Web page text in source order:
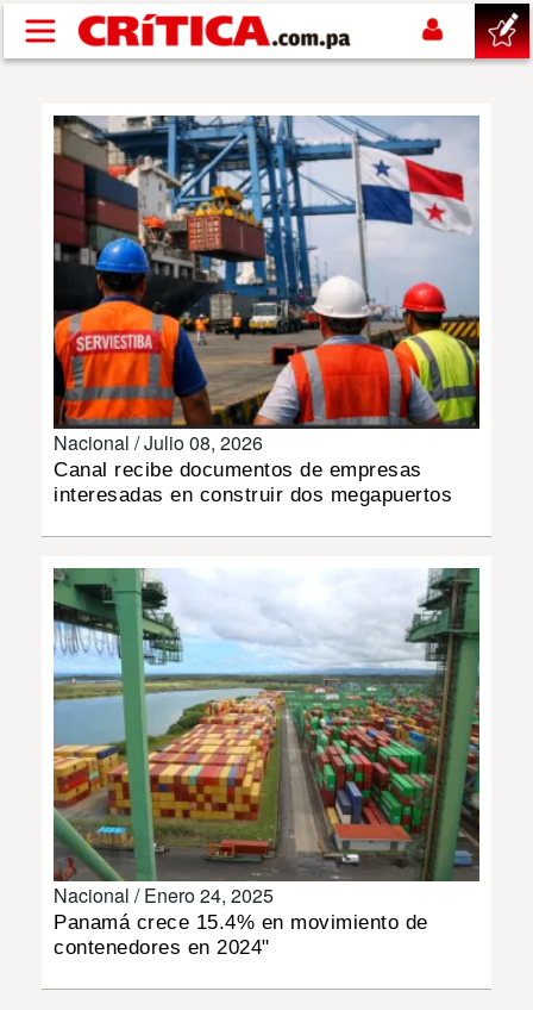
Pasar al contenido principal
SUCESOS
NACIONAL
POLÍTICA
SHOW
DEPORTES
INSÓLITAS
MULTIMEDIA
Nacional /Julio 08, 2026
Canal recibe documentos de empresas
interesadas en construir dos megapuertos
Nacional /Enero 24, 2025
Panamá crece 15.4% en movimiento de
contenedores en 2024"